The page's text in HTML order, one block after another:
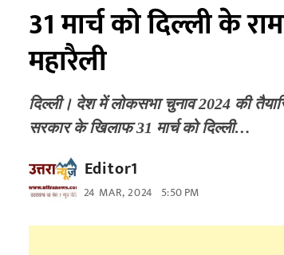
31 मार्च को दिल्ली के
महारैली
दिल्ली। देश में लोकसभा चुनाव 2024 की
सरकार के खिलाफ 31 मार्च को दिल्ली…
Editor1
24 MAR, 2024 5:50 PM